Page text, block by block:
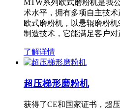
MTW系列欧式磨粉机是我
术水平，拥有多项自主技
欧式磨粉机，以悬辊磨粉
制造技术，它能满足客户
了解详情
超压梯形磨粉机
获得了CE和国家证书，超